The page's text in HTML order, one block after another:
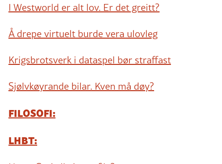
I Westworld er alt lov. Er det greitt?
Å drepe virtuelt burde vera ulovleg
Krigsbrotsverk i dataspel bør straffast
Sjølvkøyrande bilar. Kven må døy?
FILOSOFI:
LHBT: